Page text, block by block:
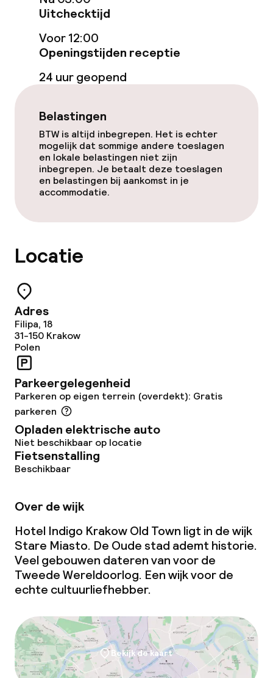
Zwemmen & wellness
Fitnessruimte / gym
Entertainment
Gratis wifi
Zonneterras
Casino
Restaurant
Bar met dakterras
Eet- en drinkdiensten
Ontbijtbuffet
Ontbijt à la carte
Ontbijt geserveerd aan tafel
Lunch à la carte
Lunch, vast menu
Diner à la carte
Diner, vast menu
Roomservice
Dieetopties
Uitchecktijd
Voor 12:00
Openingstijden receptie
24 uur geopend
Belastingen
BTW is altijd inbegrepen. Het is echter
mogelijk dat sommige andere toeslagen
en lokale belastingen niet zijn
inbegrepen. Je betaalt deze toeslagen
en belastingen bij aankomst in je
accommodatie.
Locatie
Adres
Filipa, 18
31-150 Krakow
Polen
Parkeergelegenheid
Parkeren op eigen terrein (overdekt): Gratis
parkeren
Opladen elektrische auto
Niet beschikbaar op locatie
Fietsenstalling
Beschikbaar
Over de wijk
Hotel Indigo Krakow Old Town ligt in de wijk
Stare Miasto. De Oude stad ademt historie.
Veel gebouwen dateren van voor de
Tweede Wereldoorlog. Een wijk voor de
echte cultuurliefhebber.
Bekijk de kaart